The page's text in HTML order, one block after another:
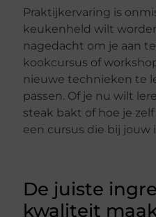
Praktijkervaring is
keukenheld wilt
nagedacht om je aan
kookcursus of
nieuwe technieken te
passen. Of je nu wilt
steak bakt of hoe je
een cursus die bij jouw
De juiste
kwaliteit